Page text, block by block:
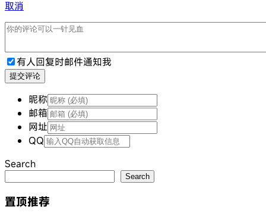
取消
有人回复时邮件通知我
提交评论
昵称
邮箱
网址
QQ
Search
Search
置顶推荐